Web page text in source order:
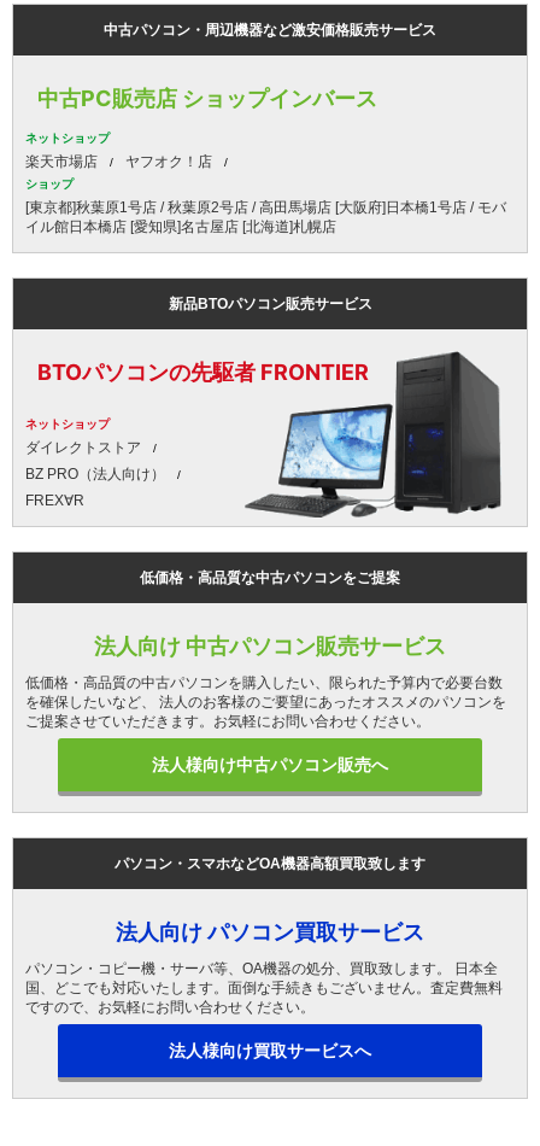
中古パソコン・周辺機器など激安価格販売サービス
中古PC販売店 ショップインバース
ネットショップ
楽天市場店 ヤフオク！店
ショップ
[東京都]秋葉原1号店 / 秋葉原2号店 / 高田馬場店 [大阪府]日本橋1号店 / モバ
イル館日本橋店 [愛知県]名古屋店 [北海道]札幌店
新品BTOパソコン販売サービス
BTOパソコンの先駆者 FRONTIER
ネットショップ
ダイレクトストア
BZ PRO（法人向け）
FREX∀R
低価格・高品質な中古パソコンをご提案
法人向け 中古パソコン販売サービス
低価格・高品質の中古パソコンを購入したい、限られた予算内で必要台数
を確保したいなど、 法人のお客様のご要望にあったオススメのパソコンを
ご提案させていただきます。お気軽にお問い合わせください。
法人様向け中古パソコン販売へ
パソコン・スマホなどOA機器高額買取致します
法人向け パソコン買取サービス
パソコン・コピー機・サーバ等、OA機器の処分、買取致します。 日本全
国、どこでも対応いたします。面倒な手続きもございません。査定費無料
ですので、お気軽にお問い合わせください。
法人様向け買取サービスへ